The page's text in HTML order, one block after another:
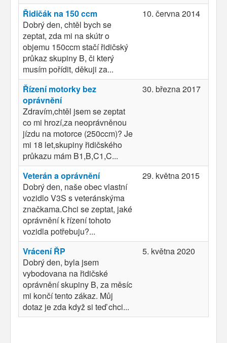
Řidičák na 150 ccm
Dobrý den, chtěl bych se
zeptat, zda mi na skútr o
objemu 150ccm stačí řidičský
průkaz skupiny B, či který
musím pořídit, děkuji za...
10. června 2014
Řízení motorky bez
oprávnění
Zdravím,chtěl jsem se zeptat
co mi hrozí,za neoprávněnou
jízdu na motorce (250ccm)? Je
mi 18 let,skupiny řidičského
průkazu mám B1,B,C1,C...
30. března 2017
Veterán a oprávnění
Dobrý den, naše obec vlastní
vozidlo V3S s veteránskýma
značkama.Chci se zeptat, jaké
oprávnění k řízení tohoto
vozidla potřebuju?...
29. května 2015
Vrácení ŘP
Dobrý den, byla jsem
vybodovana na řidičské
oprávnění skupiny B, za měsíc
mi končí tento zákaz. Můj
dotaz je zda když si teď chci...
5. května 2020